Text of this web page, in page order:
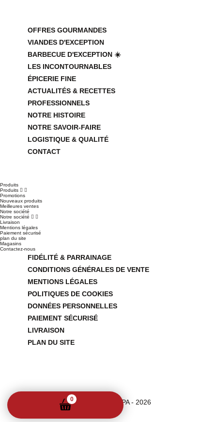
0
OFFRES GOURMANDES
VIANDES D'EXCEPTION
BARBECUE D'EXCEPTION ☀️
LES INCONTOURNABLES
ÉPICERIE FINE
ACTUALITÉS & RECETTES
PROFESSIONNELS
NOTRE HISTOIRE
NOTRE SAVOIR-FAIRE
LOGISTIQUE & QUALITÉ
CONTACT
Produits
Produits  
Promotions
Nouveaux produits
Meilleures ventes
Notre société
Notre société  
Livraison
Mentions légales
Paiement sécurisé
plan du site
Magasins
Contactez-nous
FIDÉLITÉ & PARRAINAGE
CONDITIONS GÉNÉRALES DE VENTE
MENTIONS LÉGALES
POLITIQUES DE COOKIES
DONNÉES PERSONNELLES
PAIEMENT SÉCURISÉ
LIVRAISON
PLAN DU SITE
© - GUARDA PAMPA - 2026